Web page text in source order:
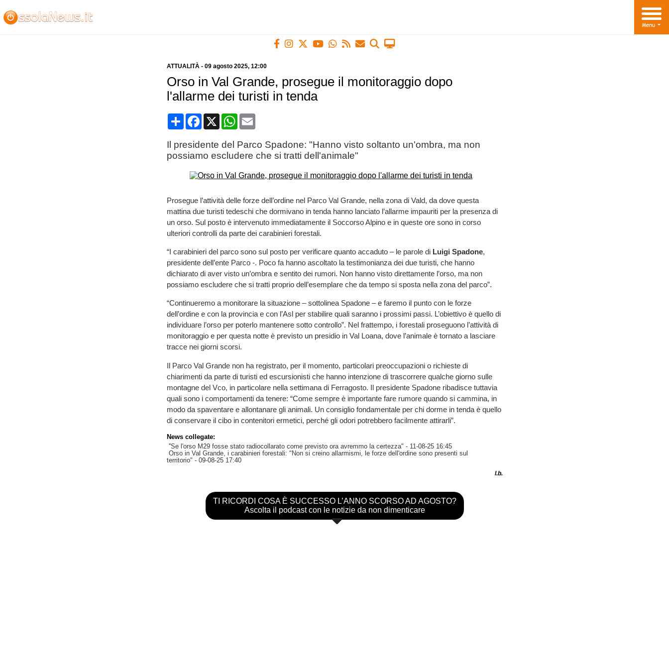
ATTUALITÀ- 09 agosto 2025, 12:00
Orso in Val Grande, prosegue il monitoraggio dopo
l'allarme dei turisti in tenda
CondividiFacebook
X WhatsApp
Email
Il presidente del Parco Spadone: "Hanno visto soltanto un'ombra, ma non
possiamo escludere che si tratti dell'animale"
Prosegue l’attività delle forze dell’ordine nel Parco Val Grande, nella zona di Vald, da dove questa
mattina due turisti tedeschi che dormivano in tenda hanno lanciato l’allarme impauriti per la presenza di
un orso. Sul posto è intervenuto immediatamente il Soccorso Alpino e in queste ore sono in corso
ulteriori controlli da parte dei carabinieri forestali.
“I carabinieri del parco sono sul posto per verificare quanto accaduto – le parole di Luigi Spadone,
presidente dell’ente Parco -. Poco fa hanno ascoltato la testimonianza dei due turisti, che hanno
dichiarato di aver visto un’ombra e sentito dei rumori. Non hanno visto direttamente l’orso, ma non
possiamo escludere che si tratti proprio dell’esemplare che da tempo si sposta nella zona del parco”.
“Continueremo a monitorare la situazione – sottolinea Spadone – e faremo il punto con le forze
dell’ordine e con la provincia e con l’Asl per stabilire quali saranno i prossimi passi. L’obiettivo è quello di
individuare l’orso per poterlo mantenere sotto controllo”. Nel frattempo, i forestali proseguono l’attività di
monitoraggio e per questa notte è previsto un presidio in Val Loana, dove l’animale è tornato a lasciare
tracce nei giorni scorsi.
Il Parco Val Grande non ha registrato, per il momento, particolari preoccupazioni o richieste di
chiarimenti da parte di turisti ed escursionisti che hanno intenzione di trascorrere qualche giorno sulle
montagne del Vco, in particolare nella settimana di Ferragosto. Il presidente Spadone ribadisce tuttavia
quali sono i comportamenti da tenere: “Come sempre è importante fare rumore quando si cammina, in
modo da spaventare e allontanare gli animali. Un consiglio fondamentale per chi dorme in tenda è quello
di conservare il cibo in contenitori ermetici, perché gli odori potrebbero facilmente attirarli”.
News collegate:
''Se l'orso M29 fosse stato radiocollarato come previsto ora avremmo la certezza" - 11-08-25 16:45
Orso in Val Grande, i carabinieri forestali: "Non si creino allarmismi, le forze dell'ordine sono presenti sul
territorio" - 09-08-25 17:40
l.b.
TI RICORDI COSA È SUCCESSO L’ANNO SCORSO AD AGOSTO?
Ascolta il podcast con le notizie da non dimenticare